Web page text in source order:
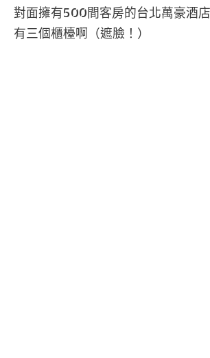
對面擁有500間客房的台北萬豪酒
有三個櫃檯啊（遮臉！）